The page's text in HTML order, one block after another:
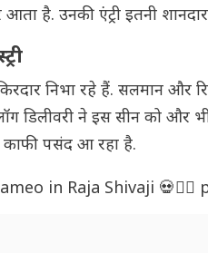
है. उनकी एंट्री इतनी
निभा रहे हैं. सलमान और
डिलीवरी ने इस सीन को
काफी पसंद आ रहा है.
in Raja Shivaji 💀❤️‍🔥